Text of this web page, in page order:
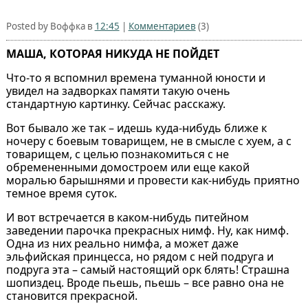
Posted by Воффка в 12:45 | Комментариев (3)
МАША, КОТОРАЯ НИКУДА НЕ ПОЙДЕТ
Что-то я вспомнил времена туманной юности и
увидел на задворках памяти такую очень
стандартную картинку. Сейчас расскажу.
Вот бывало же так – идешь куда-нибудь ближе к
ночеру с боевым товарищем, не в смысле с хуем, а с
товарищем, с целью познакомиться с не
обремененными домостроем или еще какой
моралью барышнями и провести как-нибудь приятно
темное время суток.
И вот встречается в каком-нибудь питейном
заведении парочка прекрасных нимф. Ну, как нимф.
Одна из них реально нимфа, а может даже
эльфийская принцесса, но рядом с ней подруга и
подруга эта – самый настоящий орк блять! Страшна
шопиздец. Вроде пьешь, пьешь – все равно она не
становится прекрасной.